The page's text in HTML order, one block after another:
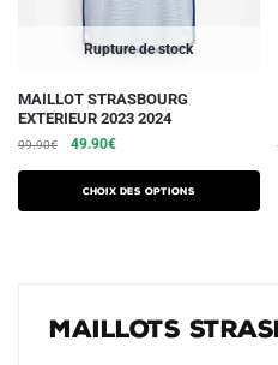
Rupture de stock
MAILLOT STRASBOURG
EXTERIEUR 2023 2024
99.90€
Le
initial
était :
49.90€Le
actuel
est :
Choix des options
Ce
produit
a
plusieurs
variations.
Maillots